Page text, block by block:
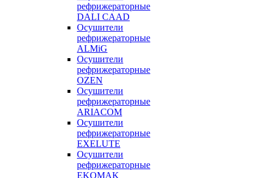
рефрижераторные
DALI CAAD
Осушители
рефрижераторные
ALMiG
Осушители
рефрижераторные
OZEN
Осушители
рефрижераторные
ARIACOM
Осушители
рефрижераторные
EXELUTE
Осушители
рефрижераторные
EKOMAK